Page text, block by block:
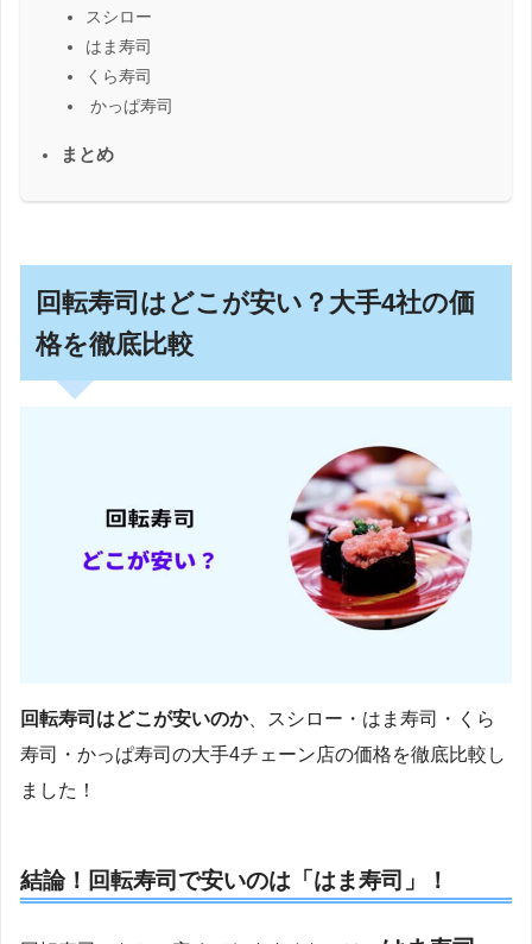
スシロー
はま寿司
くら寿司
かっぱ寿司
まとめ
回転寿司はどこが安い？大手4社の価
格を徹底比較
回転寿司はどこが安いのか、スシロー・はま寿司・くら
寿司・かっぱ寿司の大手4チェーン店の価格を徹底比較し
ました！
結論！回転寿司で安いのは「はま寿司」！